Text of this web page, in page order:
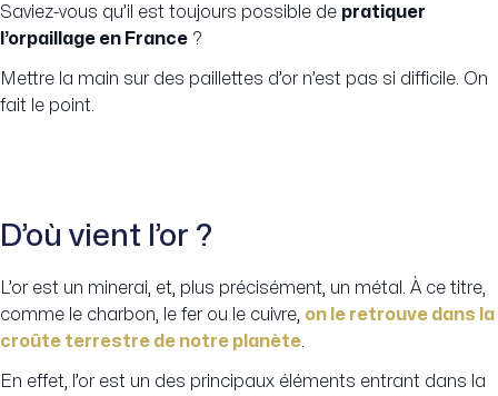
Saviez-vous qu’il est toujours possible de pratiquer
l’orpaillage en France ?
Mettre la main sur des paillettes d’or n’est pas si difficile. On
fait le point.
D’où vient l’or ?
L’or est un minerai, et, plus précisément, un métal. À ce titre,
comme le charbon, le fer ou le cuivre, on le retrouve dans la
croûte terrestre de notre planète
En effet, l’or est un des principaux éléments entrant dans la